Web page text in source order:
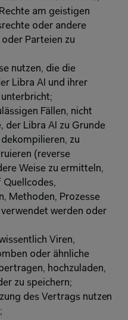
am geistigen
oder andere
Parteien zu
nutzen, die die
Libra AI und ihrer
Fällen, nicht
der Libra AI zu Grunde
dekompilieren, zu
(reverse
Weise zu ermitteln,
Quellcodes,
Methoden, Prozesse
werden oder
Viren,
oder ähnliche
hochzuladen,
zu speichern;
des Vertrags nutzen